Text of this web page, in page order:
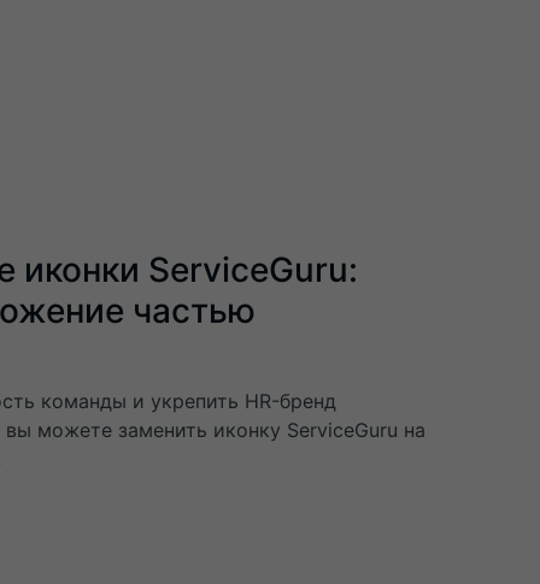
иконки ServiceGuru:
частью
команды и укрепить HR-бренд
вы можете заменить иконку ServiceGuru на